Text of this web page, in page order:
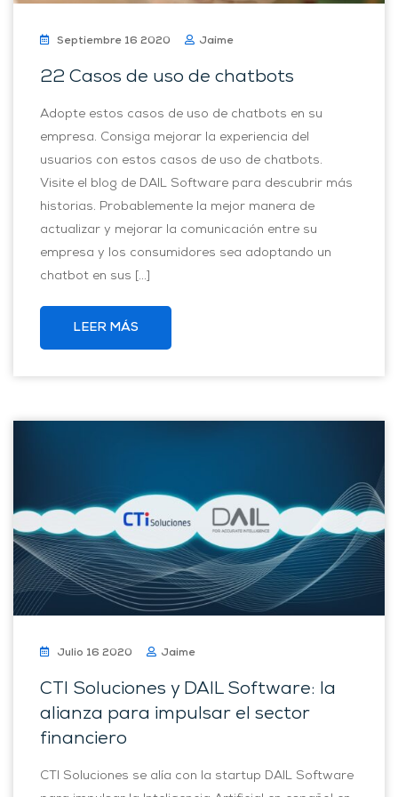
Septiembre 16 2020 Jaime
22 Casos de uso de chatbots
Adopte estos casos de uso de chatbots en su
empresa. Consiga mejorar la experiencia del
usuarios con estos casos de uso de chatbots.
Visite el blog de DAIL Software para descubrir más
historias. Probablemente la mejor manera de
actualizar y mejorar la comunicación entre su
empresa y los consumidores sea adoptando un
chatbot en sus […]
LEER MÁS
Julio 16 2020 Jaime
CTI Soluciones y DAIL Software: la
alianza para impulsar el sector
financiero
CTI Soluciones se alía con la startup DAIL Software